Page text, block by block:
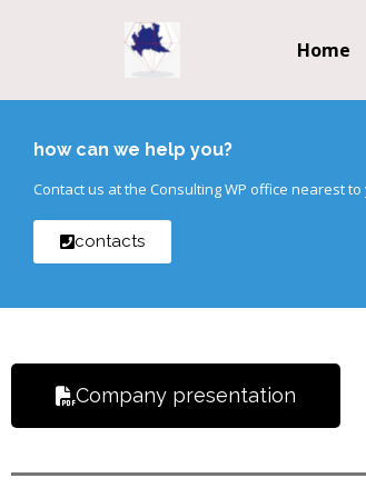
Home
how can we help you?
Contact us at the Consulting WP office nearest
contacts
Company presentation